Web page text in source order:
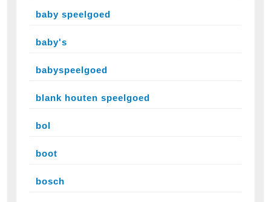
baby speelgoed
baby's
babyspeelgoed
blank houten speelgoed
bol
boot
bosch